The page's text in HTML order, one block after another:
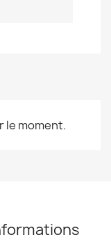
le moment.